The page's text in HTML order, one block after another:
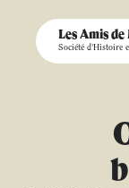
Les Amis
Société d'Histoire